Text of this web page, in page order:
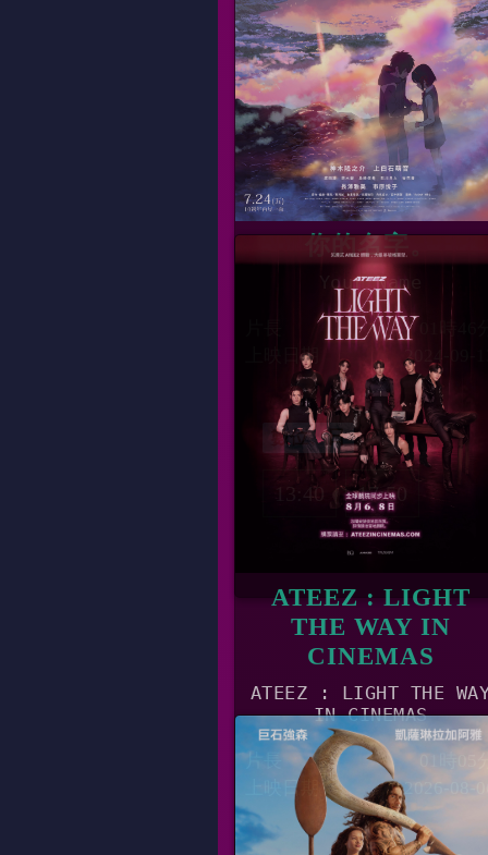
你的名字。
Your Name
上映日期
2024-09-
數位、日
13:40 17:50
ATEEZ : LIGHT
THE WAY IN
CINEMAS
ATEEZ : LIGHT THE
IN CINEMAS
片長
01時05
上映日期
2026-08-